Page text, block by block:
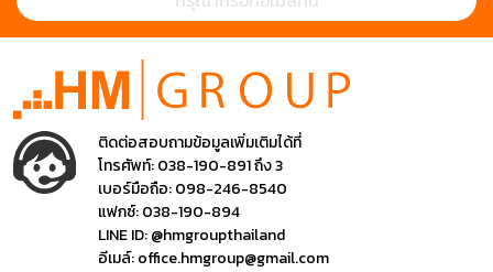
ติดต่อสอบถามข้อมูลเพิ่มเติมได้ที่
โทรศัพท์:038-190-891 ถึง 3
เบอร์มือถือ:098-246-8540
แฟกซ์:038-190-894
LINE ID:@hmgroupthailand
อีเมล์:office.hmgroup@gmail.com